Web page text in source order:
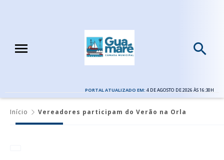
PORTAL ATUALIZADO EM: 4 DE AGOSTO DE 2026 ÀS 16:30H
Início Vereadores participam do Verão na Orla